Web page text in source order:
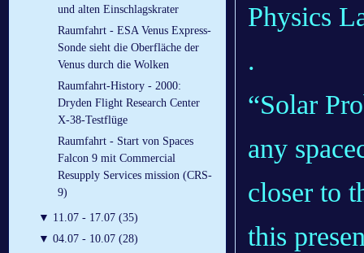
und alten Einschlagskrater
Raumfahrt - ESA Venus Express-
Sonde sieht die Oberfläche der
Venus durch die Wolken
Raumfahrt-History - 2000:
Dryden Flight Research Center
X-38-Testflüge
Raumfahrt - Start von Spaces
Falcon 9 mit Commercial
Resupply Services mission (CRS-
9)
▼ 11.07 - 17.07 (35)
▼ 04.07 - 10.07 (28)
Physics
.
“Solar
any
closer to
this